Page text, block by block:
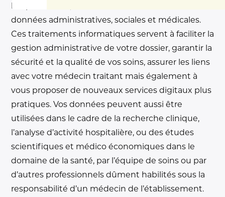
hospitalisation, nous collectons et traitons des
données administratives, sociales et médicales.
Ces traitements informatiques servent à faciliter la
gestion administrative de votre dossier, garantir la
sécurité et la qualité de vos soins, assurer les liens
avec votre médecin traitant mais également à
vous proposer de nouveaux services digitaux plus
pratiques. Vos données peuvent aussi être
utilisées dans le cadre de la recherche clinique,
l’analyse d’activité hospitalière, ou des études
scientifiques et médico économiques dans le
domaine de la santé, par l’équipe de soins ou par
d’autres professionnels dûment habilités sous la
responsabilité d’un médecin de l’établissement.